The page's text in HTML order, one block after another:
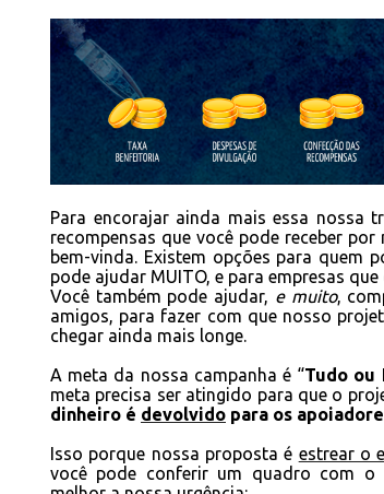
Para encorajar ainda mais essa nossa
recompensas que você pode receber
bem-vinda. Existem opções para quem
pode ajudar MUITO, e para empresas
Você também pode ajudar, e muito,
amigos, para fazer com que nosso
chegar ainda mais longe.
A meta da nossa campanha é “Tudo ou
meta precisa ser atingido para que o
dinheiro é devolvido para os
Isso porque nossa proposta é estrear o
você pode conferir um quadro com o